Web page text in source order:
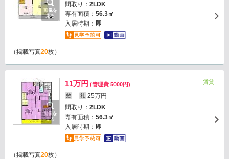
画像を
見る
間取り： 2LDK
専有面積： 56.3㎡
入居時期： 即
（掲載写真20枚）
画像を
見る
11万円 (管理費 5000円)
敷 - 礼 25万円
間取り： 2LDK
専有面積： 56.3㎡
入居時期： 即
賃貸
（掲載写真20枚）